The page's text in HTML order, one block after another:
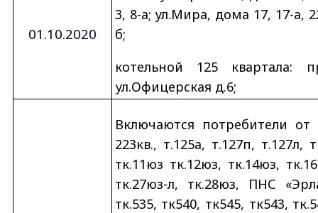
01.10.2020
3, 8-а; ул.Мира, дома 17, 17-а,
б;
котельной 125
ул.Офицерская д.6;
Включаются потребители от
223кв., т.125а, т.127п,
тк.11юз тк.12юз, тк.14юз,
тк.27юз-л, тк.28юз, ПНС
тк.535, тк540, тк545, тк543,